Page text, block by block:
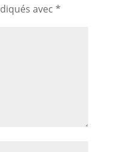
avec *